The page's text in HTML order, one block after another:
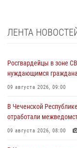
ЛЕНТА
Росгвардейцы в зоне
нуждающимся
09 августа 2026, 09:00
В Чеченской
отработали
09 августа 2026, 08:00